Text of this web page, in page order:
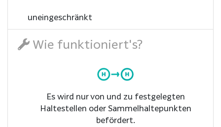
uneingeschränkt
Wie funktioniert's?
Es wird nur von und zu festgelegten
Haltestellen oder Sammelhaltepunkten
befördert.